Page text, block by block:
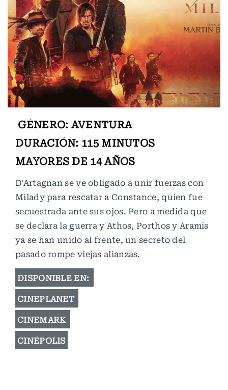
GÉNERO: AVENTURA
DURACIÓN: 115 MINUTOS
MAYORES DE 14 AÑOS
D'Artagnan se ve obligado a unir fuerzas con
Milady para rescatar a Constance, quien fue
secuestrada ante sus ojos. Pero a medida que
se declara la guerra y Athos, Porthos y Aramis
ya se han unido al frente, un secreto del
pasado rompe viejas alianzas.
DISPONIBLE EN:
CINEPLANET
CINEMARK
CINÉPOLIS